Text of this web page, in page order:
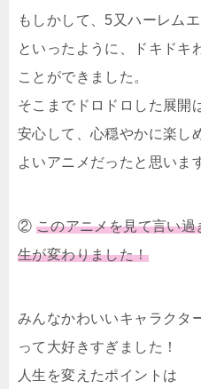
もしかして、5又ハーレムエ
といったように、ドキドキ
ことができました。
そこまでドロドロした展開
安心して、心穏やかに楽し
よいアニメだったと思いま
② このアニメを見て言い
生が変わりました！
みんなかわいいキャラクタ
って大好きすぎました！
人生を変えたポイントは